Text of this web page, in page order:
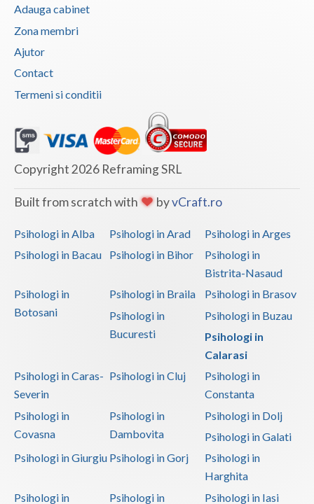
Adauga cabinet
Zona membri
Ajutor
Contact
Termeni si conditii
Copyright 2026 Reframing SRL
Built from scratch with byvCraft.ro
Psihologi in Alba Psihologi in Arad
Psihologi in Arges
Psihologi in Bacau
Psihologi in Bihor
Psihologi in
Bistrita-Nasaud
Psihologi in
Botosani
Psihologi in Braila
Psihologi in Brasov
Psihologi in
Bucuresti
Psihologi in Buzau
Psihologi in
Calarasi
Psihologi in Caras-
Severin
Psihologi in Cluj
Psihologi in
Constanta
Psihologi in
Covasna
Psihologi in
Dambovita
Psihologi in Dolj
Psihologi in Galati
Psihologi in Giurgiu Psihologi in Gorj
Psihologi in
Harghita
Psihologi in
Psihologi in Psihologi in Iasi